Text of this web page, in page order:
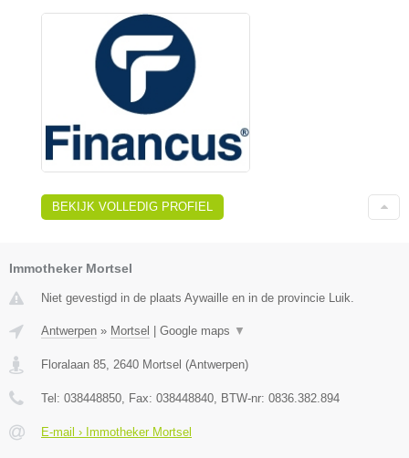
BEKIJK VOLLEDIG PROFIEL
Immotheker Mortsel
Niet gevestigd in de plaats Aywaille en in de provincie Luik.
Antwerpen » Mortsel Google maps ▼
Floralaan 85, 2640 Mortsel (Antwerpen)
Tel: 038448850, Fax: 038448840, BTW-nr: 0836.382.894
E-mail › Immotheker Mortsel